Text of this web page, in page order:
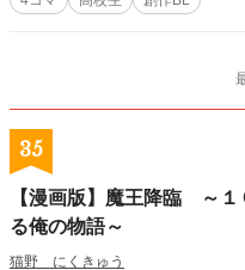
35
【漫画版】魔王降臨 ～
る俺の物語～
猫野 にくきゅう